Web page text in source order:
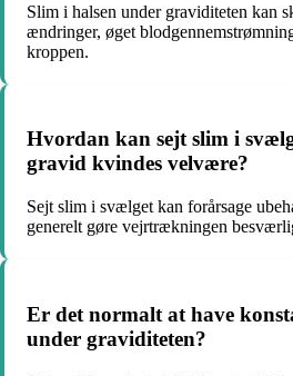
Slim i halsen under graviditeten kan
ændringer, øget
kroppen.
Hvordan kan sejt slim i
gravid kvindes velvære?
Sejt slim i svælget kan forårsage
generelt gøre vejrtrækningen
Er det normalt at have
under graviditeten?